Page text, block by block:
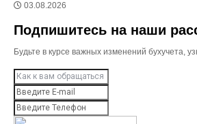
03.08.2026
Подпишитесь на наши
Будьте в курсе важных изменений бухучета,